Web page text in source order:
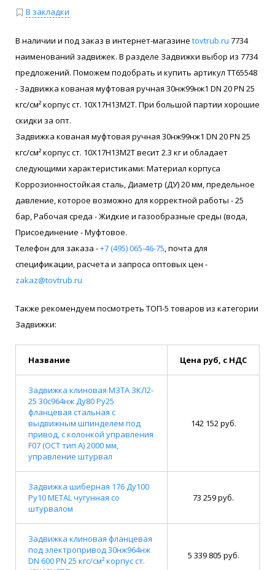
В закладки
В наличии и под заказ в интернет-магазине tovtrub.ru 7734
наименований задвижек. В разделе Задвижки выбор из 7734
предложений. Поможем подобрать и купить артикул ТТ65548
- Задвижка кованая муфтовая ручная 30нж99нж1 DN 20 PN 25
кгс/см² корпус ст. 10Х17Н13М2Т. При большой партии хорошие
скидки за опт.
Задвижка кованая муфтовая ручная 30нж99нж1 DN 20 PN 25
кгс/см² корпус ст. 10Х17Н13М2Т весит 2.3 кг и обладает
следующими характеристиками: Материал корпуса
Коррозионностойкая сталь, Диаметр (ДУ) 20 мм, предельное
давление, которое возможно для корректной работы - 25
бар, Рабочая среда - Жидкие и газообразные среды (вода,
Присоединение - Муфтовое.
Телефон для заказа -+7 (495) 065-46-75 , почта для
спецификации, расчета и запроса оптовых цен -
zakaz@tovtrub.ru
Также рекомендуем посмотреть ТОП-5 товаров из категории
Задвижки:
Название Цена руб, с НДС
Задвижка клиновая МЗТА ЗКЛ2-
25 30с964нж Ду80 Ру25
фланцевая стальная с
выдвижным шпинделем под
привод, с колонкой управления
F07 (ОСТ тип А) 2000 мм,
управление штурвал
142 152 руб.
Задвижка шиберная 176 Ду100
Ру10 METAL чугунная со
штурвалом
73 259 руб.
Задвижка клиновая фланцевая
под электропривод 30нж964нж
DN 600 PN 25 кгс/см² корпус ст.
5 339 805 руб.